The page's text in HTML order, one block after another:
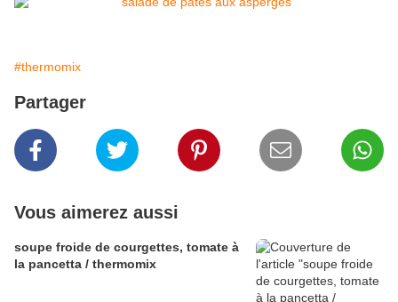
#thermomix
Partager
Vous aimerez aussi
soupe froide de courgettes, tomate à
la pancetta / thermomix